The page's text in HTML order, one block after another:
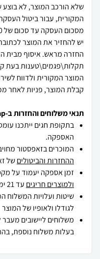
שלא הורכב המוצר, לא בוצע
יש להחזיר את המוצר
תקלות\פגמים\טענות בעת
קבלת המוצר, פניות לאחר
תנאי משלוחים והחזרות ב-zap
בתקופת חגים ייתכנו
האספקה.
המוכרים בזאפסטור
ההחזרות והביטוליםשל
זמן אספקה יעמוד על מקס' 7 ימי עסקים מיום
ולמוצרים חריגים עד 21 ימי עסקים .
שיטות ועלויות המשלוח
לגודלו ולאופיו של המוצר
משלוחים ליישובים מעבר
בעלות משלוח נוספת,